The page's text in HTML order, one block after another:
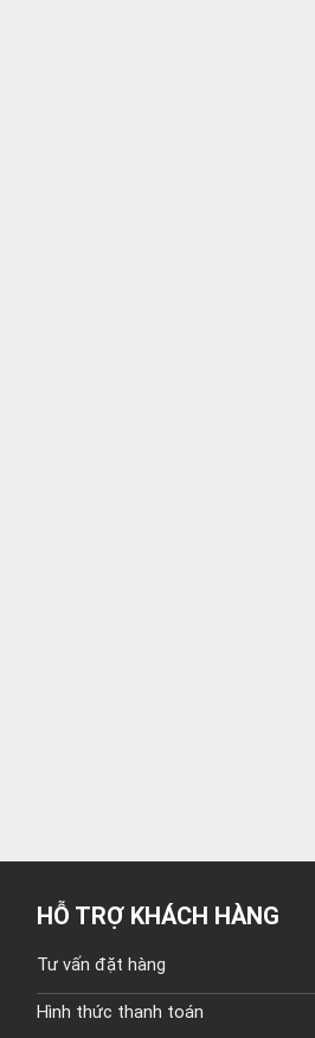
HỖ TRỢ KHÁCH HÀNG
Tư vấn đặt hàng
Hình thức thanh toán